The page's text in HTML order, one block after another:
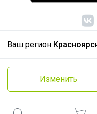
Ваш регион
Изменить
© ООО "Лявита",
Политика